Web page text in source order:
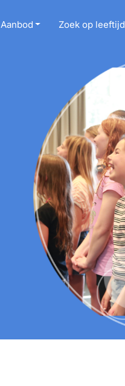
Aanbod Zoek op leeftijd